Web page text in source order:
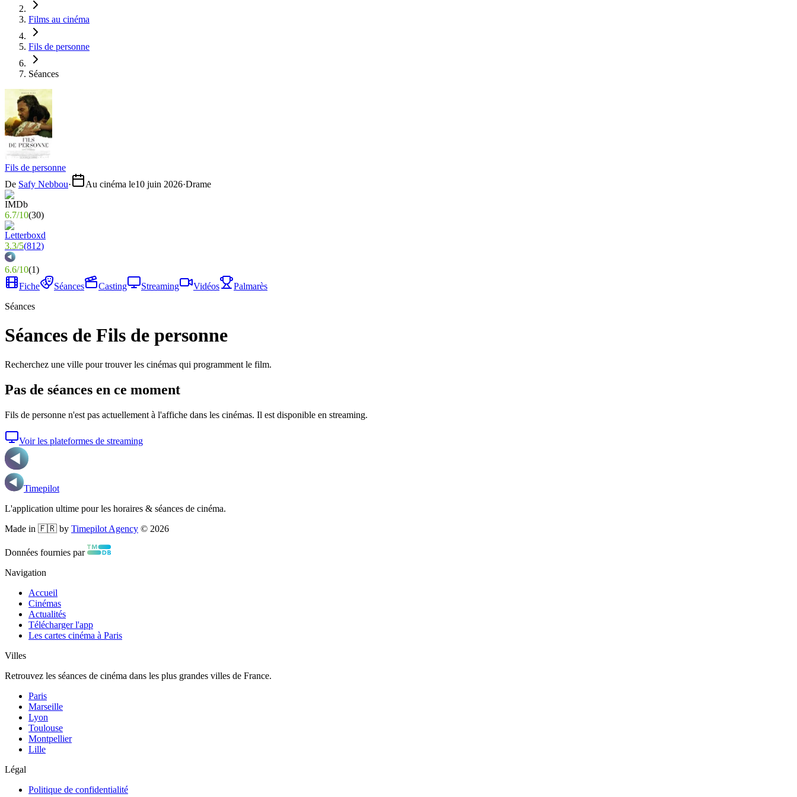
Films au cinéma
Fils de personne
Séances
Fils de personne
De Safy Nebbou· Au cinéma le10 juin 2026·Drame
6.7/10(30)
3.3/5(812)
6.6/10(1)
Fiche
Séances Casting Streaming Vidéos
Palmarès
Séances
Séances de Fils de personne
Recherchez une ville pour trouver les cinémas qui programment le film.
Pas de séances en ce moment
Fils de personne n'est pas actuellement à l'affiche dans les cinémas. Il est disponible en streaming.
Voir les plateformes de streaming
Timepilot
L'application ultime pour les horaires & séances de cinéma.
Made in 🇫🇷 by Timepilot Agency © 2026
Données fournies par
Navigation
Accueil
Cinémas
Actualités
Télécharger l'app
Les cartes cinéma à Paris
Villes
Retrouvez les séances de cinéma dans les plus grandes villes de France.
Paris
Marseille
Lyon
Toulouse
Montpellier
Lille
Légal
Politique de confidentialité